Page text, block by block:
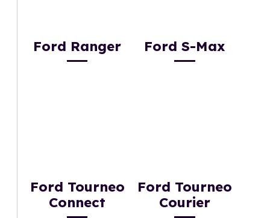
Ford Ranger Ford S-Max
Ford Tourneo
Connect
Ford Tourneo
Courier